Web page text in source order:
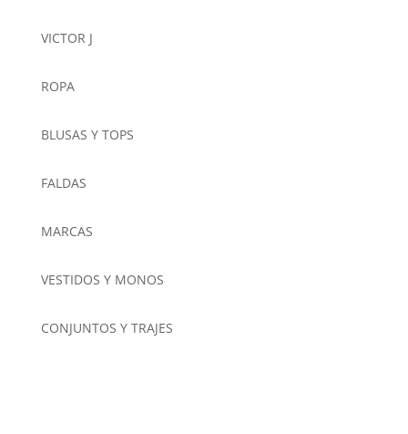
VICTOR J
ROPA
BLUSAS Y TOPS
FALDAS
MARCAS
VESTIDOS Y MONOS
CONJUNTOS Y TRAJES